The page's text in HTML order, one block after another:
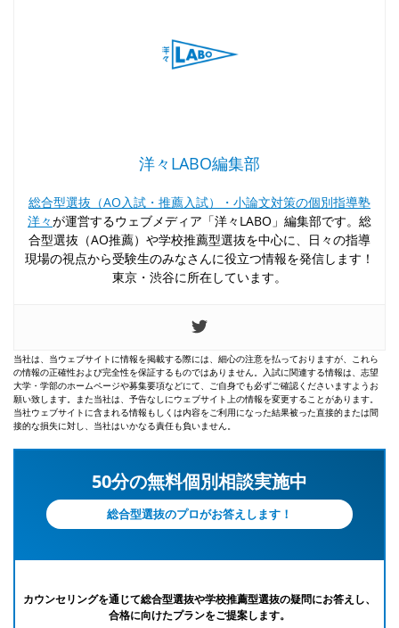
洋々LABO編集部
総合型選抜（AO入試・推薦入試）・小論文対策の個別指導塾
洋々が運営するウェブメディア「洋々LABO」編集部です。総
合型選抜（AO推薦）や学校推薦型選抜を中心に、日々の指導
現場の視点から受験生のみなさんに役立つ情報を発信します！
東京・渋谷に所在しています。
当社は、当ウェブサイトに情報を掲載する際には、細心の注意を払っておりますが、これら
の情報の正確性および完全性を保証するものではありません。入試に関連する情報は、志望
大学・学部のホームページや募集要項などにて、ご自身でも必ずご確認くださいますようお
願い致します。また当社は、予告なしにウェブサイト上の情報を変更することがあります。
当社ウェブサイトに含まれる情報もしくは内容をご利用になった結果被った直接的または間
接的な損失に対し、当社はいかなる責任も負いません。
50分の無料個別相談実施中
総合型選抜のプロがお答えします！
カウンセリングを通じて総合型選抜や学校推薦型選抜の疑問にお答えし、
合格に向けたプランをご提案します。